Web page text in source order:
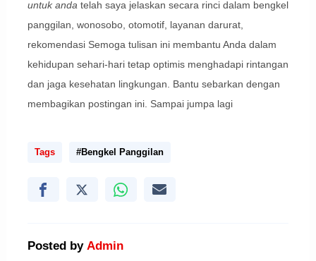
untuk anda telah saya jelaskan secara rinci dalam bengkel
panggilan, wonosobo, otomotif, layanan darurat,
rekomendasi Semoga tulisan ini membantu Anda dalam
kehidupan sehari-hari tetap optimis menghadapi rintangan
dan jaga kesehatan lingkungan. Bantu sebarkan dengan
membagikan postingan ini. Sampai jumpa lagi
Tags #Bengkel Panggilan
Posted by Admin